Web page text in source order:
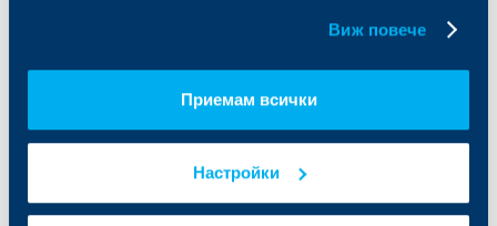
Виж повече
Приемам всички
Настройки
За акционери
Отчети и анализи
Групата на KBC
ОББ Пенсионно осигуряване
ОББ Асет мениджмънт